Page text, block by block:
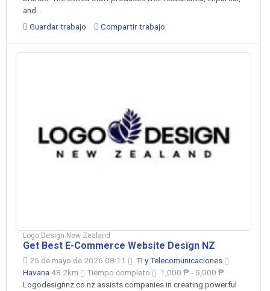
and...
Guardar trabajo
Compartir trabajo
Logo Design New Zealand
Get Best E-Commerce Website Design NZ
25 de mayo de 2026 08:11
TI y Telecomunicaciones
Havana 48.2km Tiempo completo
1,000 ₱ - 5,000 ₱
Logodesignnz.co.nz assists companies in creating powerful